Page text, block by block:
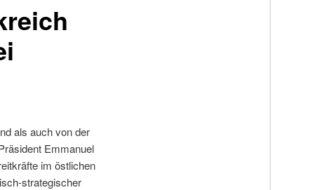
als auch von der
Emmanuel
im östlichen
strategischer